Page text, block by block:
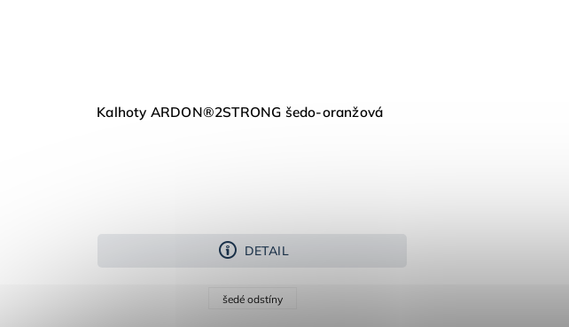
Kalhoty ARDON®2STRONG šedo-oranžová
DETAIL
šedé odstíny